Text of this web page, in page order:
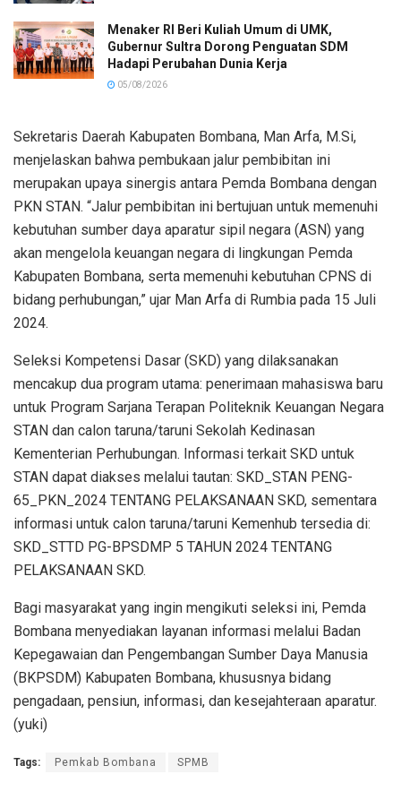
Menaker RI Beri Kuliah Umum di UMK,
Gubernur Sultra Dorong Penguatan SDM
Hadapi Perubahan Dunia Kerja
05/08/2026
Sekretaris Daerah Kabupaten Bombana, Man Arfa, M.Si,
menjelaskan bahwa pembukaan jalur pembibitan ini
merupakan upaya sinergis antara Pemda Bombana dengan
PKN STAN. “Jalur pembibitan ini bertujuan untuk memenuhi
kebutuhan sumber daya aparatur sipil negara (ASN) yang
akan mengelola keuangan negara di lingkungan Pemda
Kabupaten Bombana, serta memenuhi kebutuhan CPNS di
bidang perhubungan,” ujar Man Arfa di Rumbia pada 15 Juli
2024.
Seleksi Kompetensi Dasar (SKD) yang dilaksanakan
mencakup dua program utama: penerimaan mahasiswa baru
untuk Program Sarjana Terapan Politeknik Keuangan Negara
STAN dan calon taruna/taruni Sekolah Kedinasan
Kementerian Perhubungan. Informasi terkait SKD untuk
STAN dapat diakses melalui tautan: SKD_STAN PENG-
65_PKN_2024 TENTANG PELAKSANAAN SKD, sementara
informasi untuk calon taruna/taruni Kemenhub tersedia di:
SKD_STTD PG-BPSDMP 5 TAHUN 2024 TENTANG
PELAKSANAAN SKD.
Bagi masyarakat yang ingin mengikuti seleksi ini, Pemda
Bombana menyediakan layanan informasi melalui Badan
Kepegawaian dan Pengembangan Sumber Daya Manusia
(BKPSDM) Kabupaten Bombana, khususnya bidang
pengadaan, pensiun, informasi, dan kesejahteraan aparatur.
(yuki)
Tags: Pemkab Bombana SPMB